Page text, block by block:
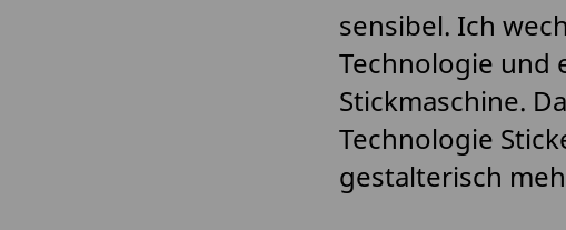
sensibel. Ich
Technologie und
Stickmaschine.
Technologie
gestalterisch